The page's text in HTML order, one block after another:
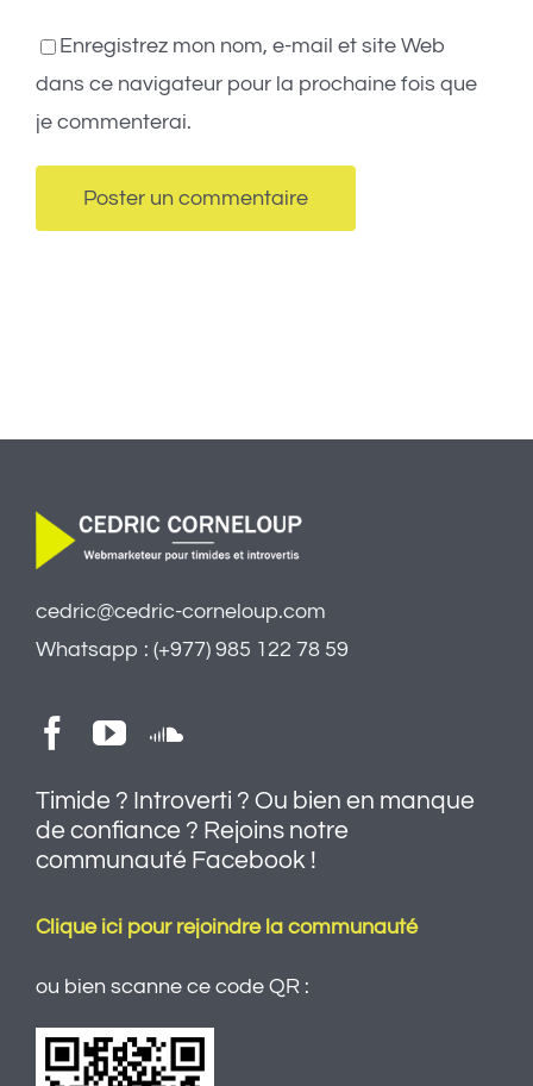
Enregistrez mon nom, e-mail et site Web
dans ce navigateur pour la prochaine fois que
je commenterai.
cedric@cedric-corneloup.com
Whatsapp : (+977) 985 122 78 59
Timide ? Introverti ? Ou bien en manque
de confiance ? Rejoins notre
communauté Facebook !
Clique ici pour rejoindre la communauté
ou bien scanne ce code QR :